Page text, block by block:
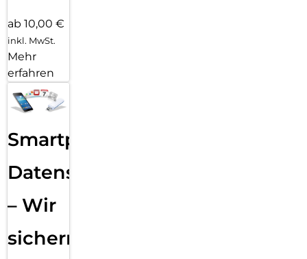
ab 10,00 €
inkl. MwSt.
Mehr
erfahren
Smartphone
Datensicherung
– Wir
sichern